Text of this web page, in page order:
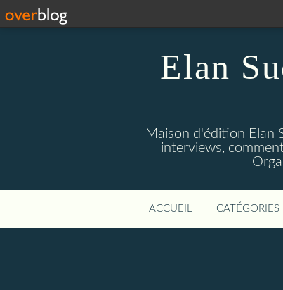
Elan
Maison d'édition Elan
interviews,
ACCUEIL CATÉGORIES